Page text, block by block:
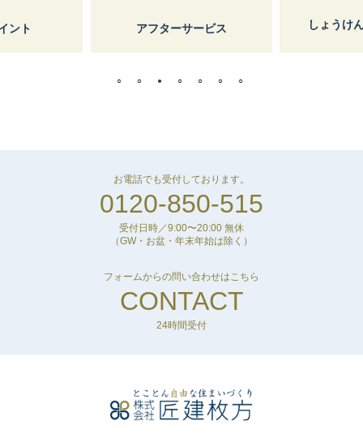
アフターサービス しょうけん枚
お電話でも受付しております。
0120-850-515
受付日時／9:00〜20:00 無休
（GW・お盆・年末年始は除く）
フォームからの問い合わせはこちら
CONTACT
24時間受付